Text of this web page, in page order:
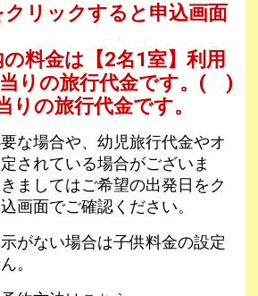
リックすると申込画面
料金は 【2名1室】利用
りの旅行代金です。 ( )
りの旅行代金です。
な場合や、幼児旅行代金やオ
されている場合がございま
ましてはご希望の出発日をク
画面でご確認ください。
がない場合は子供料金の設定
。